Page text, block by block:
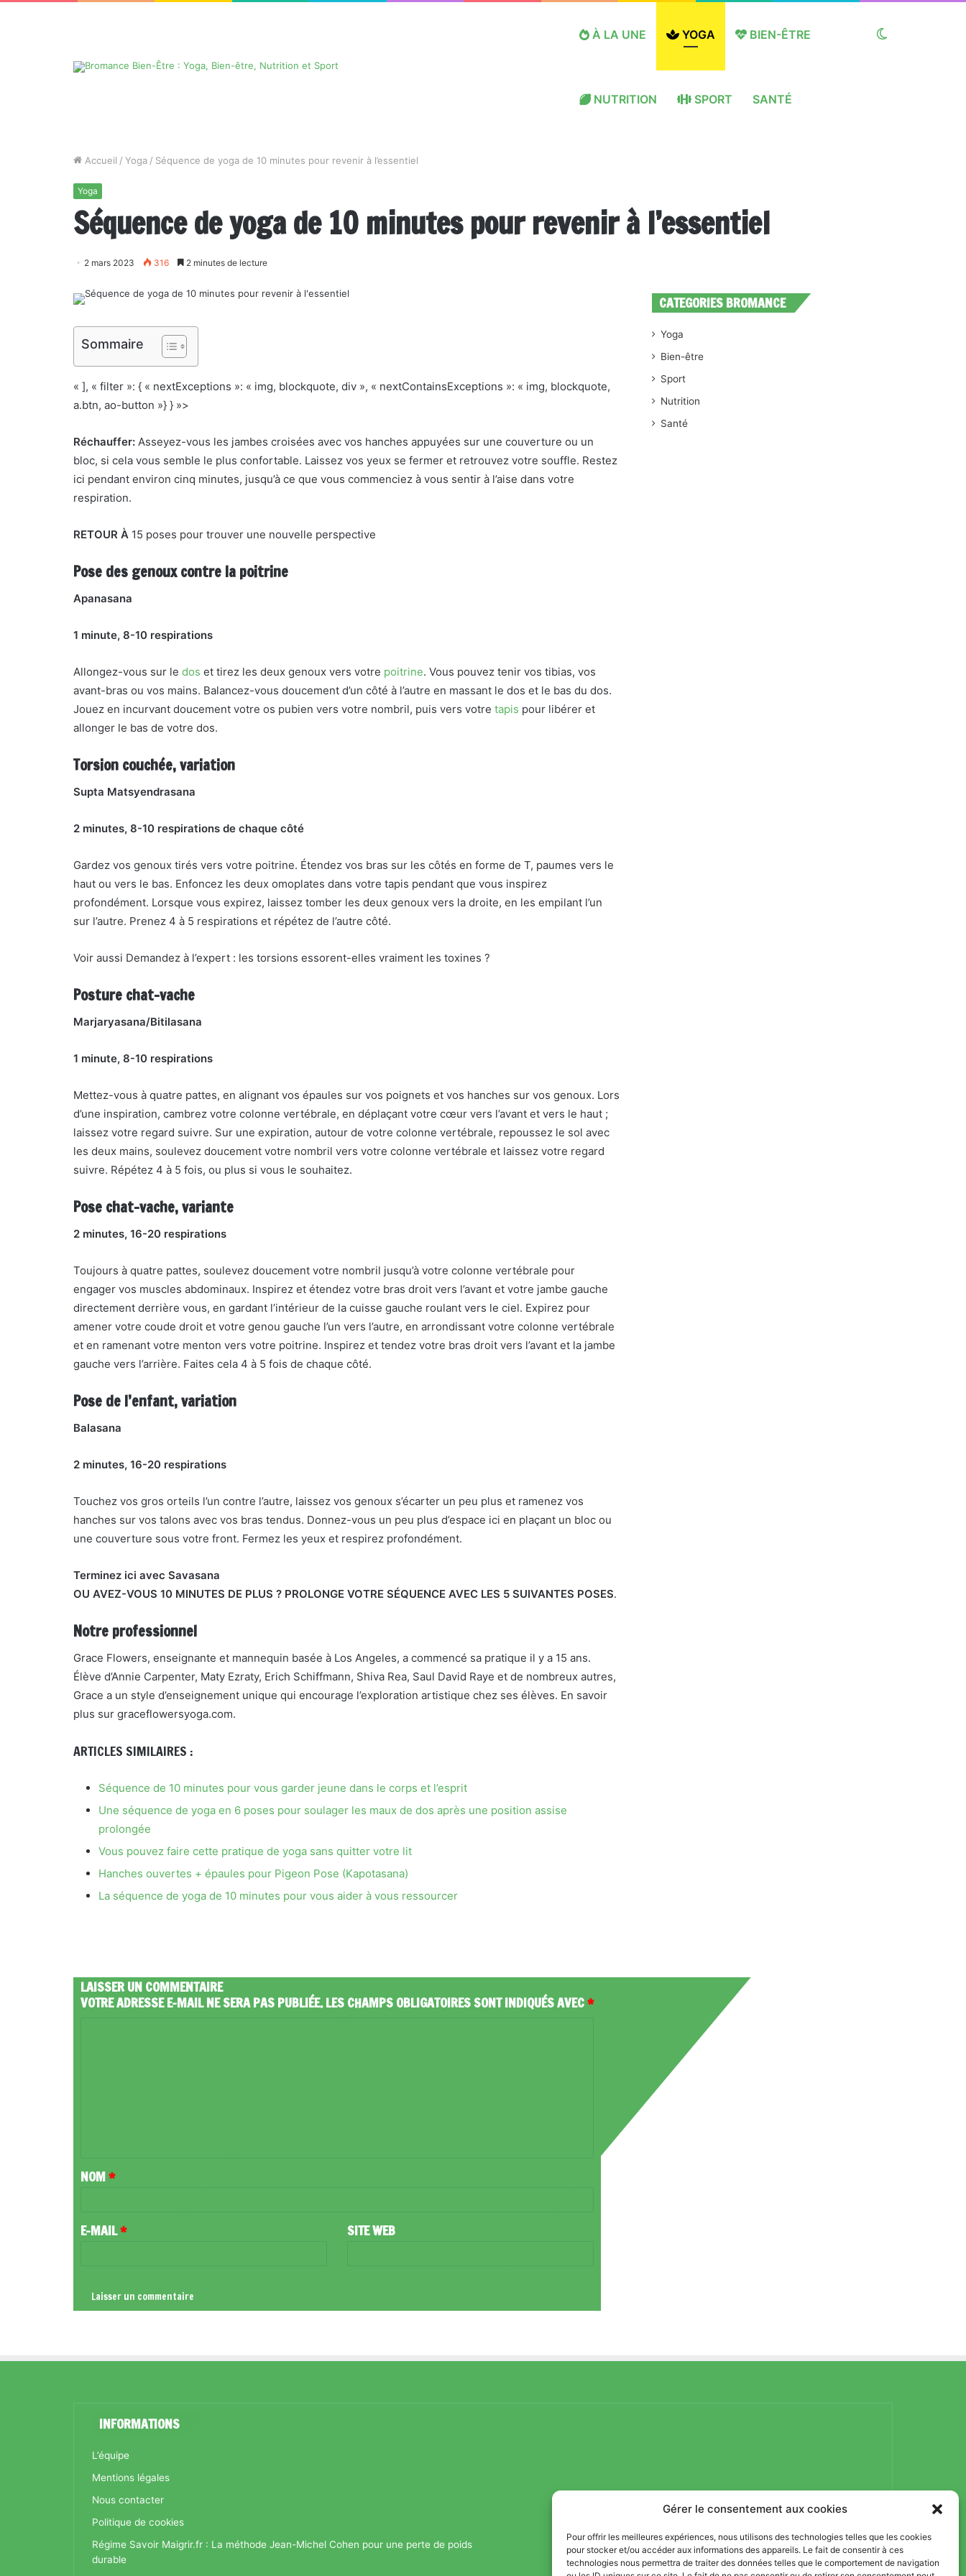
Gérer le consentement aux cookies
Pour offrir les meilleures expériences, nous utilisons des technologies telles que les cookies
pour stocker et/ou accéder aux informations des appareils. Le fait de consentir à ces
technologies nous permettra de traiter des données telles que le comportement de navigation
À LA UNE YOGA BIEN-ÊTRE
NUTRITION SPORT SANTÉ
Accueil / Yoga / Séquence de yoga de 10 minutes pour revenir à l’essentiel
Yoga
Séquence de yoga de 10 minutes pour revenir à l’essentiel
2 mars 2023 316 2 minutes de lecture
Sommaire
« ], « filter »: { « nextExceptions »: « img, blockquote, div », « nextContainsExceptions »: « img, blockquote,
a.btn, ao-button »} } »>
Réchauffer: Asseyez-vous les jambes croisées avec vos hanches appuyées sur une couverture ou un
bloc, si cela vous semble le plus confortable. Laissez vos yeux se fermer et retrouvez votre souffle. Restez
ici pendant environ cinq minutes, jusqu’à ce que vous commenciez à vous sentir à l’aise dans votre
respiration.
RETOUR À 15 poses pour trouver une nouvelle perspective
Pose des genoux contre la poitrine
Apanasana
1 minute, 8-10 respirations
Allongez-vous sur le dos et tirez les deux genoux vers votre poitrine. Vous pouvez tenir vos tibias, vos
avant-bras ou vos mains. Balancez-vous doucement d’un côté à l’autre en massant le dos et le bas du dos.
Jouez en incurvant doucement votre os pubien vers votre nombril, puis vers votre tapis pour libérer et
allonger le bas de votre dos.
Torsion couchée, variation
Supta Matsyendrasana
2 minutes, 8-10 respirations de chaque côté
Gardez vos genoux tirés vers votre poitrine. Étendez vos bras sur les côtés en forme de T, paumes vers le
haut ou vers le bas. Enfoncez les deux omoplates dans votre tapis pendant que vous inspirez
profondément. Lorsque vous expirez, laissez tomber les deux genoux vers la droite, en les empilant l’un
sur l’autre. Prenez 4 à 5 respirations et répétez de l’autre côté.
Voir aussi Demandez à l’expert : les torsions essorent-elles vraiment les toxines ?
Posture chat-vache
Marjaryasana/Bitilasana
1 minute, 8-10 respirations
Mettez-vous à quatre pattes, en alignant vos épaules sur vos poignets et vos hanches sur vos genoux. Lors
d’une inspiration, cambrez votre colonne vertébrale, en déplaçant votre cœur vers l’avant et vers le haut ;
laissez votre regard suivre. Sur une expiration, autour de votre colonne vertébrale, repoussez le sol avec
les deux mains, soulevez doucement votre nombril vers votre colonne vertébrale et laissez votre regard
suivre. Répétez 4 à 5 fois, ou plus si vous le souhaitez.
Pose chat-vache, variante
2 minutes, 16-20 respirations
Toujours à quatre pattes, soulevez doucement votre nombril jusqu’à votre colonne vertébrale pour
engager vos muscles abdominaux. Inspirez et étendez votre bras droit vers l’avant et votre jambe gauche
directement derrière vous, en gardant l’intérieur de la cuisse gauche roulant vers le ciel. Expirez pour
amener votre coude droit et votre genou gauche l’un vers l’autre, en arrondissant votre colonne vertébrale
et en ramenant votre menton vers votre poitrine. Inspirez et tendez votre bras droit vers l’avant et la jambe
gauche vers l’arrière. Faites cela 4 à 5 fois de chaque côté.
Pose de l’enfant, variation
Balasana
2 minutes, 16-20 respirations
Touchez vos gros orteils l’un contre l’autre, laissez vos genoux s’écarter un peu plus et ramenez vos
hanches sur vos talons avec vos bras tendus. Donnez-vous un peu plus d’espace ici en plaçant un bloc ou
une couverture sous votre front. Fermez les yeux et respirez profondément.
Terminez ici avec Savasana
OU AVEZ-VOUS 10 MINUTES DE PLUS ? PROLONGE VOTRE SÉQUENCE AVEC LES 5 SUIVANTES POSES.
Notre professionnel
Grace Flowers, enseignante et mannequin basée à Los Angeles, a commencé sa pratique il y a 15 ans.
Élève d’Annie Carpenter, Maty Ezraty, Erich Schiffmann, Shiva Rea, Saul David Raye et de nombreux autres,
Grace a un style d’enseignement unique qui encourage l’exploration artistique chez ses élèves. En savoir
plus sur graceflowersyoga.com.
ARTICLES SIMILAIRES :
Séquence de 10 minutes pour vous garder jeune dans le corps et l’esprit
Une séquence de yoga en 6 poses pour soulager les maux de dos après une position assise
prolongée
Vous pouvez faire cette pratique de yoga sans quitter votre lit
Hanches ouvertes + épaules pour Pigeon Pose (Kapotasana)
La séquence de yoga de 10 minutes pour vous aider à vous ressourcer
LAISSER UN COMMENTAIRE
VOTRE ADRESSE E-MAIL NE SERA PAS PUBLIÉE.LES CHAMPS OBLIGATOIRES SONT INDIQUÉS AVEC*
A
R
NOM*
E-MAIL* SITE WEB
CATEGORIES BROMANCE
Yoga
Bien-être
Sport
Nutrition
Santé
INFORMATIONS
L’équipe
Mentions légales
Nous contacter
Politique de cookies
Régime Savoir Maigrir.fr : La méthode Jean-Michel Cohen pour une perte de poids
durable